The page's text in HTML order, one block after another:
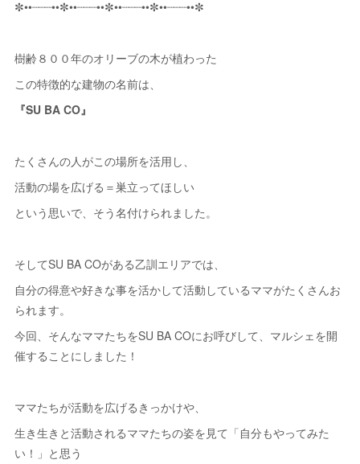
✼••┈┈┈••✼••┈┈┈••✼••┈┈┈••✼••┈┈┈••✼
樹齢８００年のオリーブの木が⁡植わった⁡
⁡この特徴的な建物の名前は、
『SU BA CO』
たくさんの人がこの場所を活用し、
活動の場を広げる＝巣立ってほしい
という思いで、そう名付けられました。
そしてSU BA COがある乙訓エリアでは、
自分の得意や好きな事を活かして活動しているママがたくさんお
られます。
今回、そんなママたちをSU BA COにお呼びして、マルシェを開
催することにしました！
ママたちが活動を広げるきっかけや、
生き生きと活動されるママたちの姿を見て「自分もやってみた
い！」と思う